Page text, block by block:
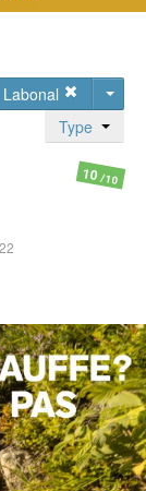
Labonal
Type
10/10